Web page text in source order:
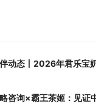
动态丨2026年君乐宝
咨询×霸王茶姬：见证